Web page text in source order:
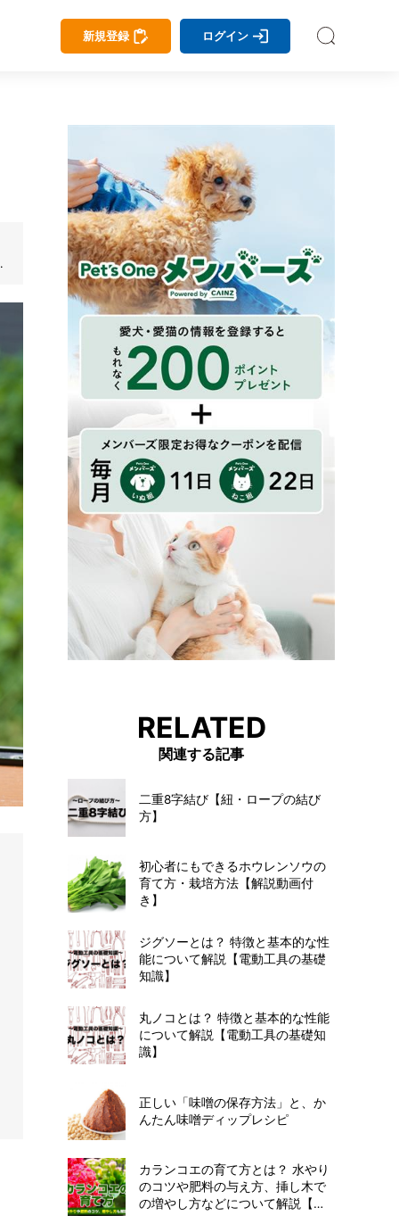
新規登録 ログイン
RELATED
関連する記事
二重8字結び【紐・ロープの結び
方】
初心者にもできるホウレンソウの
育て方・栽培方法【解説動画付
き】
ジグソーとは？ 特徴と基本的な性
能について解説【電動工具の基礎
知識】
丸ノコとは？ 特徴と基本的な性能
について解説【電動工具の基礎知
識】
正しい「味噌の保存方法」と、か
んたん味噌ディップレシピ
カランコエの育て方とは？ 水やり
のコツや肥料の与え方、挿し木で
の増やし方などについて解説【カ